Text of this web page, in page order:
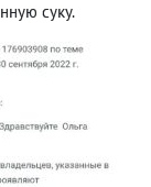
суку.